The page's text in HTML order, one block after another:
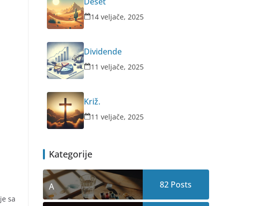
sa
14 veljače, 2025
Dividende
11 veljače, 2025
Križ.
11 veljače, 2025
Kategorije
A 82 Posts